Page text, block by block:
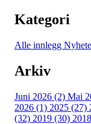
Kategori
Alle innlegg
Arkiv
Juni 2026 (2) Mai
2026 (1) 2025 (27)
(32) 2019 (30)